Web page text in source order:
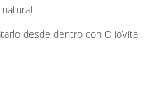
desde dentro con OlioVita